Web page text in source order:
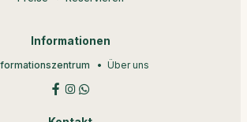
Informationen
Über uns